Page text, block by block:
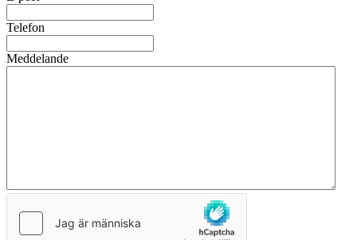
Telefon
Meddelande